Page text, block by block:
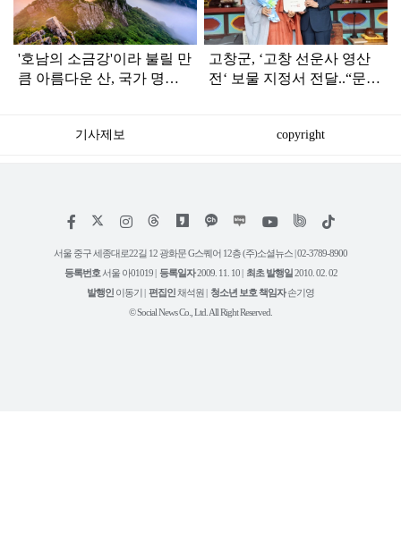
'호남의 소금강'이라 불릴 만
큼 아름다운 산, 국가 명승
고창군, ‘고창 선운사 영산
전‘ 보물 지정서 전달..“문화
기사제보 copyright
페
스
인
타
램
위
트
유
튜
틱
서울 중구 세종대로22길 12 광화문 G스퀘어 12층 (주)소셜뉴스 | 02-3789-8900
등록번호 서울 아01019 | 등록일자2009. 11. 10 | 최초 발행일2010. 02. 02
발행인 이동기 | 편집인채석원 | 청소년 보호 책임자손기영
© Social News Co., Ltd. All Right Reserved.